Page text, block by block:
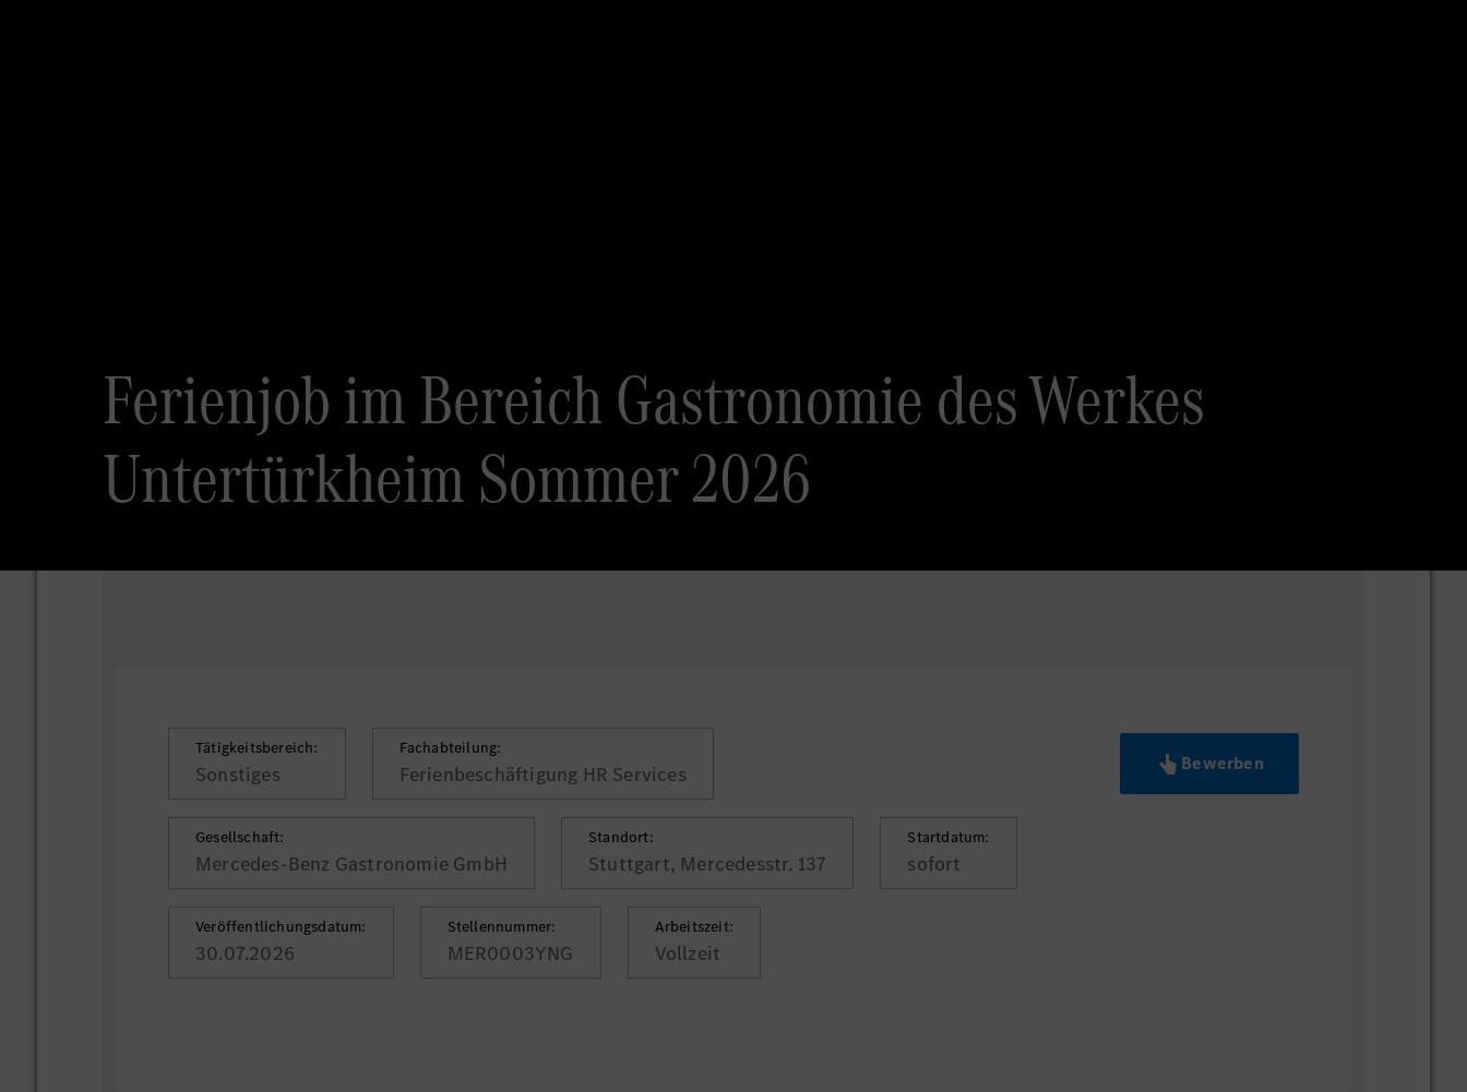
Ferienjob im Bereich Gastronomie des Werkes
Untertürkheim Sommer 2026
Tätigkeitsbereich:
Sonstiges
Fachabteilung:
Ferienbeschäftigung HR Services
Gesellschaft:
Mercedes-Benz Gastronomie GmbH
Standort:
Stuttgart, Mercedesstr. 137
Startdatum:
sofort
Veröffentlichungsdatum:
30.07.2026
Stellennummer:
MER0003YNG
Arbeitszeit:
Vollzeit
Bewerben